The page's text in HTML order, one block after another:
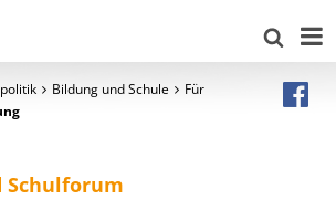
Bildung und Schule
Für
Schulforum